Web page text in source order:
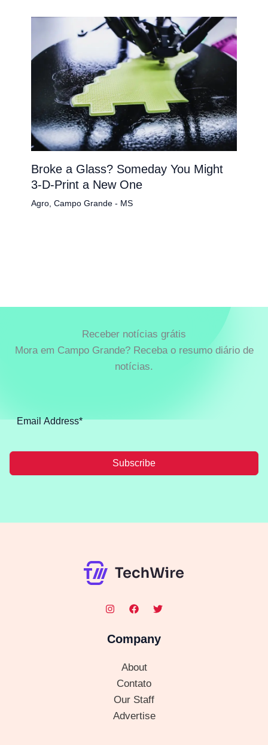
Broke a Glass? Someday You Might
3-D-Print a New One
Agro, Campo Grande - MS
Receber notícias grátis
Mora em Campo Grande? Receba o resumo diário de
notícias.
Subscribe
Company
About
Contato
Our Staff
Advertise